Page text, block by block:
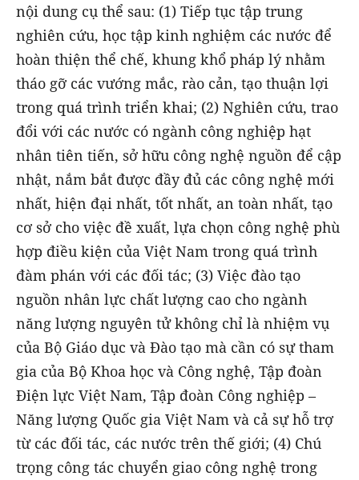
nội dung cụ thể sau: (1) Tiếp tục tập trung
nghiên cứu, học tập kinh nghiệm các nước để
hoàn thiện thể chế, khung khổ pháp lý nhằm
tháo gỡ các vướng mắc, rào cản, tạo thuận lợi
trong quá trình triển khai; (2) Nghiên cứu, trao
đổi với các nước có ngành công nghiệp hạt
nhân tiên tiến, sở hữu công nghệ nguồn để cập
nhật, nắm bắt được đầy đủ các công nghệ mới
nhất, hiện đại nhất, tốt nhất, an toàn nhất, tạo
cơ sở cho việc đề xuất, lựa chọn công nghệ phù
hợp điều kiện của Việt Nam trong quá trình
đàm phán với các đối tác; (3) Việc đào tạo
nguồn nhân lực chất lượng cao cho ngành
năng lượng nguyên tử không chỉ là nhiệm vụ
của Bộ Giáo dục và Đào tạo mà cần có sự tham
gia của Bộ Khoa học và Công nghệ, Tập đoàn
Điện lực Việt Nam, Tập đoàn Công nghiệp –
Năng lượng Quốc gia Việt Nam và cả sự hỗ trợ
từ các đối tác, các nước trên thế giới; (4) Chú
trọng công tác chuyển giao công nghệ trong